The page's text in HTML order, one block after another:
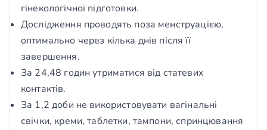
гінекологічної підготовки.
Дослідження проводять поза менструацією,
оптимально через кілька днів після її
завершення.
За 24,48 годин утриматися від статевих
контактів.
За 1,2 доби не використовувати вагінальні
свічки, креми, таблетки, тампони, спринцювання